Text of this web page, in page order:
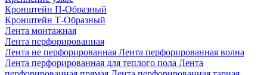
Кронштейн П-Образный
Кронштейн Т-Образный
Лента монтажная
Лента перфорированная
Лента не перфорированная Лента перфорированная волна
Лента перфорированная для теплого пола Лента